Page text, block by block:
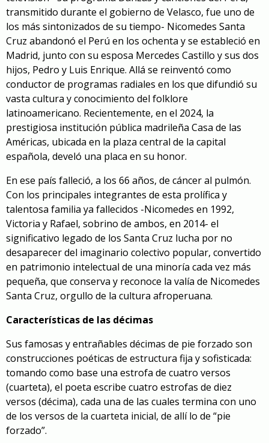
transmitido durante el gobierno de Velasco, fue uno de
los más sintonizados de su tiempo- Nicomedes Santa
Cruz abandonó el Perú en los ochenta y se estableció en
Madrid, junto con su esposa Mercedes Castillo y sus dos
hijos, Pedro y Luis Enrique. Allá se reinventó como
conductor de programas radiales en los que difundió su
vasta cultura y conocimiento del folklore
latinoamericano. Recientemente, en el 2024, la
prestigiosa institución pública madrileña Casa de las
Américas, ubicada en la plaza central de la capital
española, develó una placa en su honor.
En ese país falleció, a los 66 años, de cáncer al pulmón.
Con los principales integrantes de esta prolífica y
talentosa familia ya fallecidos -Nicomedes en 1992,
Victoria y Rafael, sobrino de ambos, en 2014- el
significativo legado de los Santa Cruz lucha por no
desaparecer del imaginario colectivo popular, convertido
en patrimonio intelectual de una minoría cada vez más
pequeña, que conserva y reconoce la valía de Nicomedes
Santa Cruz, orgullo de la cultura afroperuana.
Características de las décimas
Sus famosas y entrañables décimas de pie forzado son
construcciones poéticas de estructura fija y sofisticada:
tomando como base una estrofa de cuatro versos
(cuarteta), el poeta escribe cuatro estrofas de diez
versos (décima), cada una de las cuales termina con uno
de los versos de la cuarteta inicial, de allí lo de “pie
forzado”.